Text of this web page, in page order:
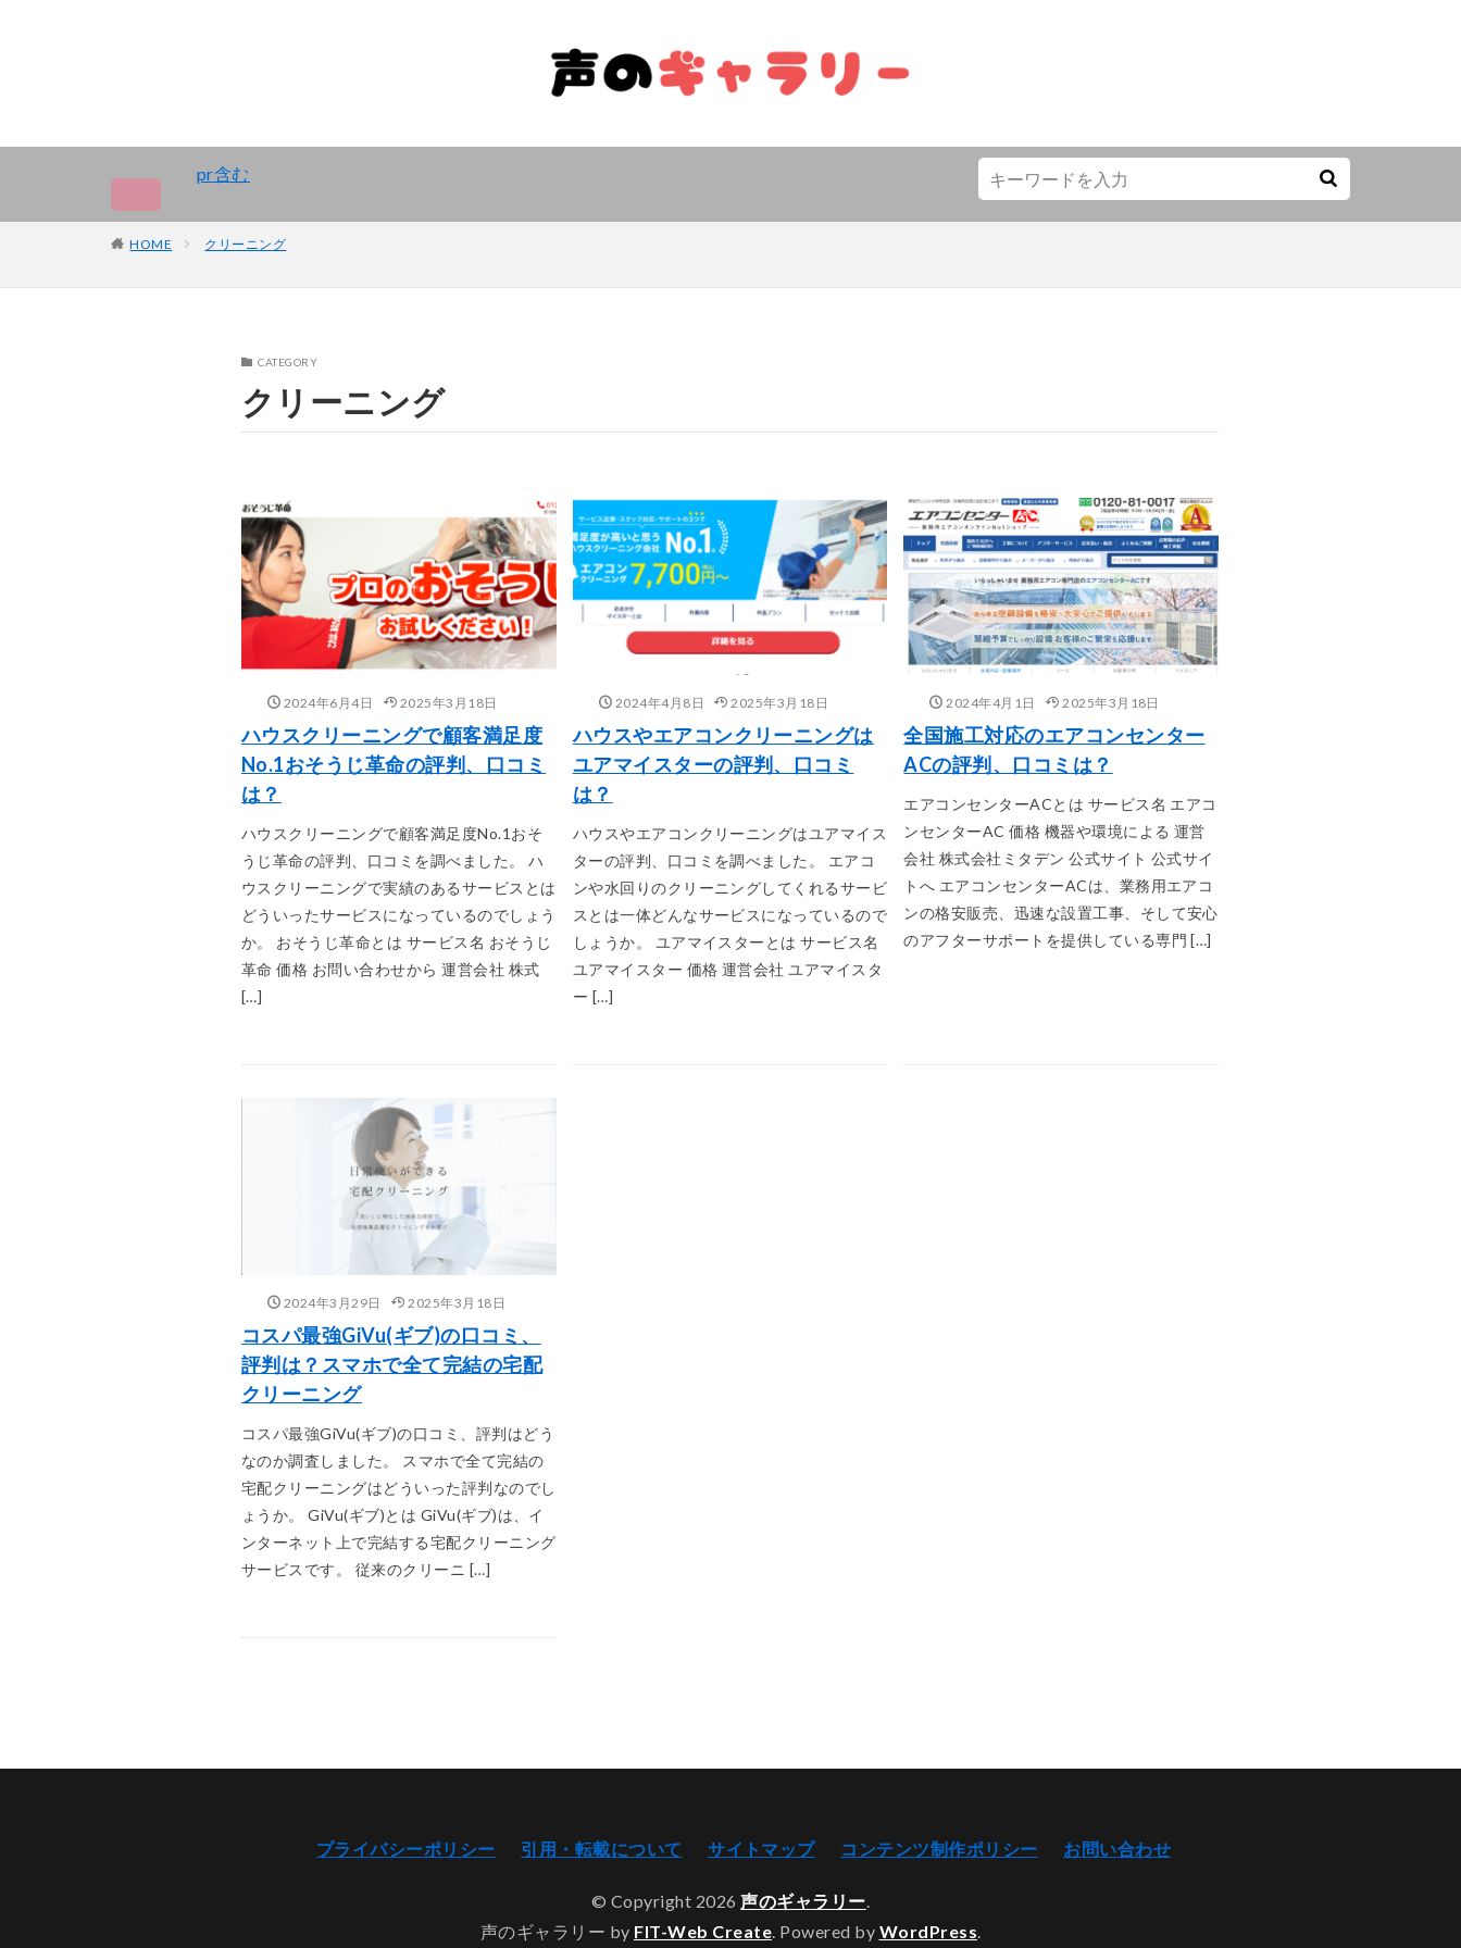
pr含む
HOME クリーニング
CATEGORY
クリーニング
2024年6月4日 2025年3月18日
ハウスクリーニングで顧客満足度
No.1おそうじ革命の評判、口コミ
は？
ハウスクリーニングで顧客満足度No.1おそ
うじ革命の評判、口コミを調べました。 ハ
ウスクリーニングで実績のあるサービスとは
どういったサービスになっているのでしょう
か。 おそうじ革命とは サービス名 おそうじ
革命 価格 お問い合わせから 運営会社 株式
[…]
2024年4月8日 2025年3月18日
ハウスやエアコンクリーニングは
ユアマイスターの評判、口コミ
は？
ハウスやエアコンクリーニングはユアマイス
ターの評判、口コミを調べました。 エアコ
ンや水回りのクリーニングしてくれるサービ
スとは一体どんなサービスになっているので
しょうか。 ユアマイスターとは サービス名
ユアマイスター 価格 運営会社 ユアマイスタ
ー […]
2024年4月1日 2025年3月18日
全国施工対応のエアコンセンター
ACの評判、口コミは？
エアコンセンターACとは サービス名 エアコ
ンセンターAC 価格 機器や環境による 運営
会社 株式会社ミタデン 公式サイト 公式サイ
トへ エアコンセンターACは、業務用エアコ
ンの格安販売、迅速な設置工事、そして安心
のアフターサポートを提供している専門 […]
2024年3月29日 2025年3月18日
コスパ最強GiVu(ギブ)の口コミ、
評判は？スマホで全て完結の宅配
クリーニング
コスパ最強GiVu(ギブ)の口コミ、評判はどう
なのか調査しました。 スマホで全て完結の
宅配クリーニングはどういった評判なのでし
ょうか。 GiVu(ギブ)とは GiVu(ギブ)は、イ
ンターネット上で完結する宅配クリーニング
サービスです。 従来のクリーニ […]
プライバシーポリシー 引用・転載について サイトマップ コンテンツ制作ポリシー お問い合わせ
© Copyright 2026声のギャラリー.
声のギャラリー by FIT-Web Create. Powered by WordPress.